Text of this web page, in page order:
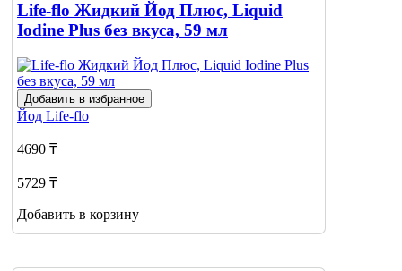
Life-flo Жидкий Йод Плюс, Liquid
Iodine Plus без вкуса, 59 мл
Добавить в избранное
Йод Life-flo
4690 ₸
5729 ₸
Добавить в корзину